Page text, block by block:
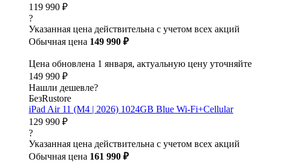
119 990 ₽
?
Указанная цена действительна с учетом всех акций
Обычная цена 149 990 ₽
Цена обновлена 1 января, актуальную цену уточняйте
149 990 ₽
Нашли дешевле?
БезRustore
iPad Air 11 (M4 | 2026) 1024GB Blue Wi-Fi+Cellular
129 990 ₽
?
Указанная цена действительна с учетом всех акций
Обычная цена 161 990 ₽